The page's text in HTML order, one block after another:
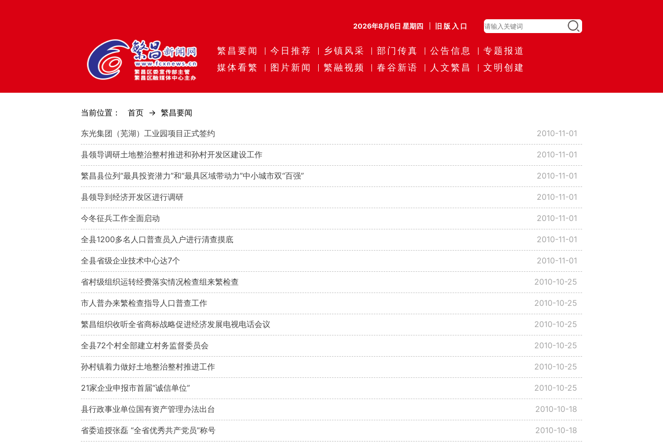
2026年8月6日 星期四 旧版入口
繁昌要闻 今日推荐 乡镇风采 部门传真 公告信息
专题报道
媒体看繁
图片新闻 繁融视频 春谷新语 人文繁昌 文明创建
当前位置： 首页 -> 繁昌要闻
东光集团（芜湖）工业园项目正式签约 2010-11-01
县领导调研土地整治整村推进和孙村开发区建设工作 2010-11-01
繁昌县位列“最具投资潜力”和“最具区域带动力”中小城市双“百强” 2010-11-01
县领导到经济开发区进行调研 2010-11-01
今冬征兵工作全面启动 2010-11-01
全县1200多名人口普查员入户进行清查摸底 2010-11-01
全县省级企业技术中心达7个 2010-11-01
省村级组织运转经费落实情况检查组来繁检查 2010-10-25
市人普办来繁检查指导人口普查工作 2010-10-25
繁昌组织收听全省商标战略促进经济发展电视电话会议 2010-10-25
全县72个村全部建立村务监督委员会 2010-10-25
孙村镇着力做好土地整治整村推进工作 2010-10-25
21家企业申报市首届“诚信单位” 2010-10-25
县行政事业单位国有资产管理办法出台 2010-10-18
省委追授张磊 “全省优秀共产党员”称号 2010-10-18